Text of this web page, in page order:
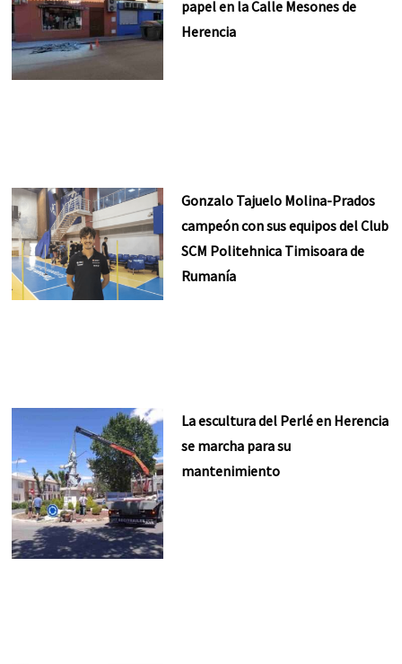
papel en la Calle Mesones de
Herencia
Gonzalo Tajuelo Molina-Prados
campeón con sus equipos del Club
SCM Politehnica Timisoara de
Rumanía
La escultura del Perlé en Herencia
se marcha para su
mantenimiento